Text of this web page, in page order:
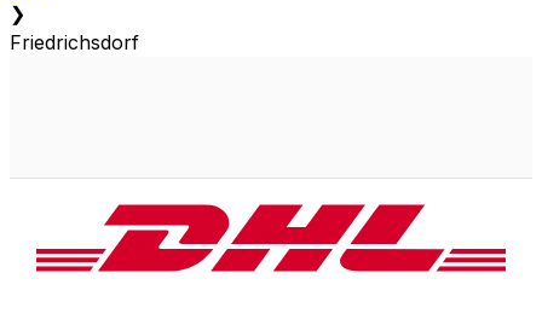
❯
Friedrichsdorf